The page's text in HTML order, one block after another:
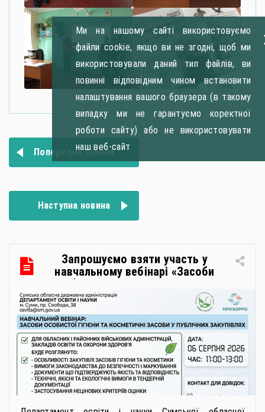
Навігація
записів
Попередня новина
Наступна новина
Запрошуємо взяти участь у
навчальному вебінарі «Засоби
засоби у публічних закупівлях: як
сформувати вимоги та обрати
безпечну і якісну продукцію»
Ми на нашому сайті використовуємо
файли cookie, якщо ви не згодні, щоб ми
використовували даний тип файлів, ви
повинні відповідним чином встановити
налаштування вашого браузера (в такому
випадку ми не гарантуємо коректної
роботи сайту) або не використовувати
наш веб-сайт